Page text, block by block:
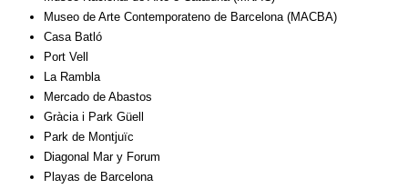
Museo de Arte Contemporateno de Barcelona (MACBA)
Casa Batló
Port Vell
La Rambla
Mercado de Abastos
Gràcia i Park Güell
Park de Montjuïc
Diagonal Mar y Forum
Playas de Barcelona